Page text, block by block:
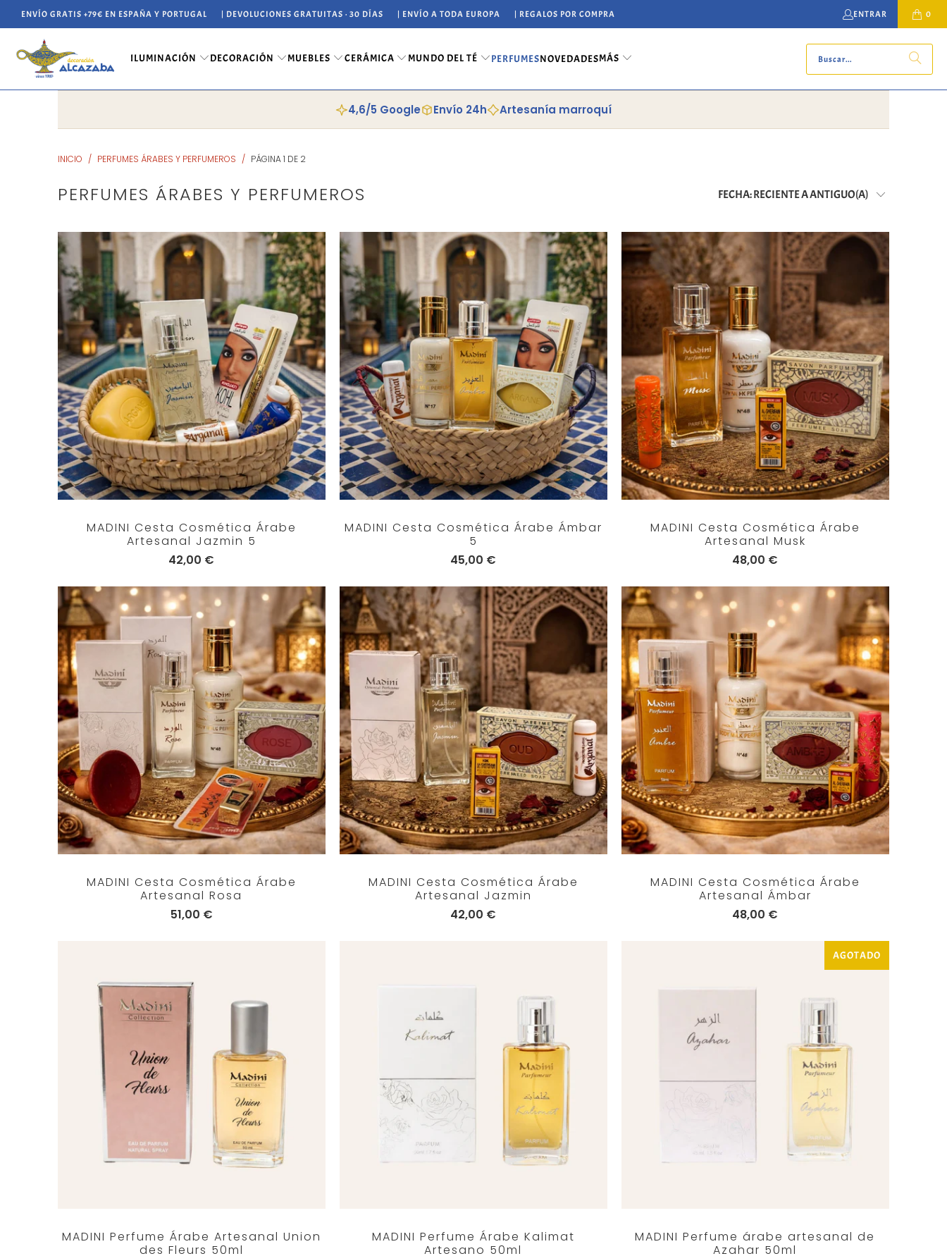
ENVÍO GRATIS +79€ EN ESPAÑA Y PORTUGAL | DEVOLUCIONES GRATUITAS · 30 DÍAS | ENVÍO A TODA EUROPA | REGALOS POR COMPRA ENTRAR 0
ILUMINACIÓN DECORACIÓN MUEBLES CERÁMICA MUNDO DEL TÉ PERFUMESNOVEDADESMÁS
4,6/5 Google Envío 24h Artesanía marroquí
INICIO / PERFUMES ÁRABES Y PERFUMEROS / PÁGINA 1 DE 2
PERFUMES ÁRABES Y PERFUMEROS
MADINI Cesta Cosmética Árabe
Artesanal Jazmin 5
42,00 €
MADINI Cesta Cosmética Árabe Ámbar
5
45,00 €
MADINI Cesta Cosmética Árabe
Artesanal Musk
48,00 €
MADINI Cesta Cosmética Árabe
Artesanal Rosa
51,00 €
MADINI Cesta Cosmética Árabe
Artesanal Jazmin
42,00 €
MADINI Cesta Cosmética Árabe
Artesanal Ámbar
48,00 €
MADINI Perfume Árabe Artesanal Union
des Fleurs 50ml
MADINI Perfume Árabe Kalimat
Artesano 50ml
AGOTADO
MADINI Perfume árabe artesanal de
Azahar 50ml